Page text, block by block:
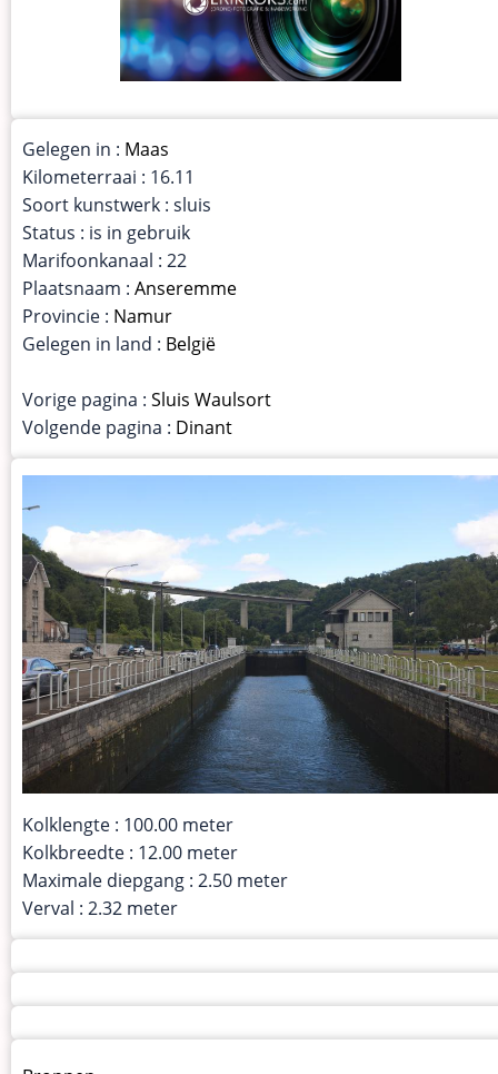
Gelegen in : Maas
Kilometerraai : 16.11
Soort kunstwerk : sluis
Status : is in gebruik
Marifoonkanaal : 22
Plaatsnaam : Anseremme
Provincie : Namur
Gelegen in land : België
Vorige pagina : Sluis Waulsort
Volgende pagina : Dinant
Kolklengte : 100.00 meter
Kolkbreedte : 12.00 meter
Maximale diepgang : 2.50 meter
Verval : 2.32 meter